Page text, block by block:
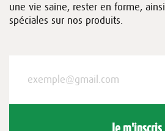
une vie saine, rester en forme,
spéciales sur nos produits.
Je m'inscris